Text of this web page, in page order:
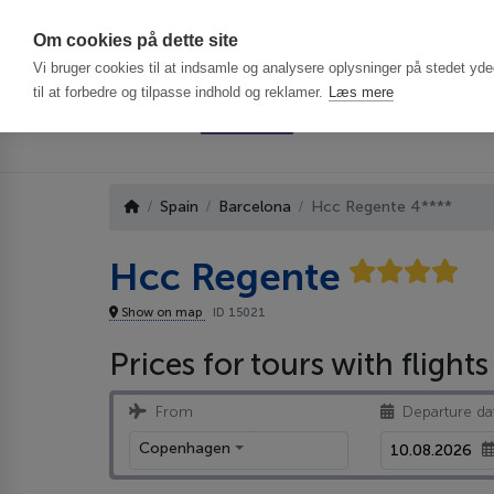
Om cookies på dette site
Vi bruger cookies til at indsamle og analysere oplysninger på stedet
til at forbedre og tilpasse indhold og reklamer. Læs mere
Spain Barcelona Hcc Regente 4****
Hcc Regente
Show on map ID 15021
Prices for tours with flights
From
Copenhagen
Departure